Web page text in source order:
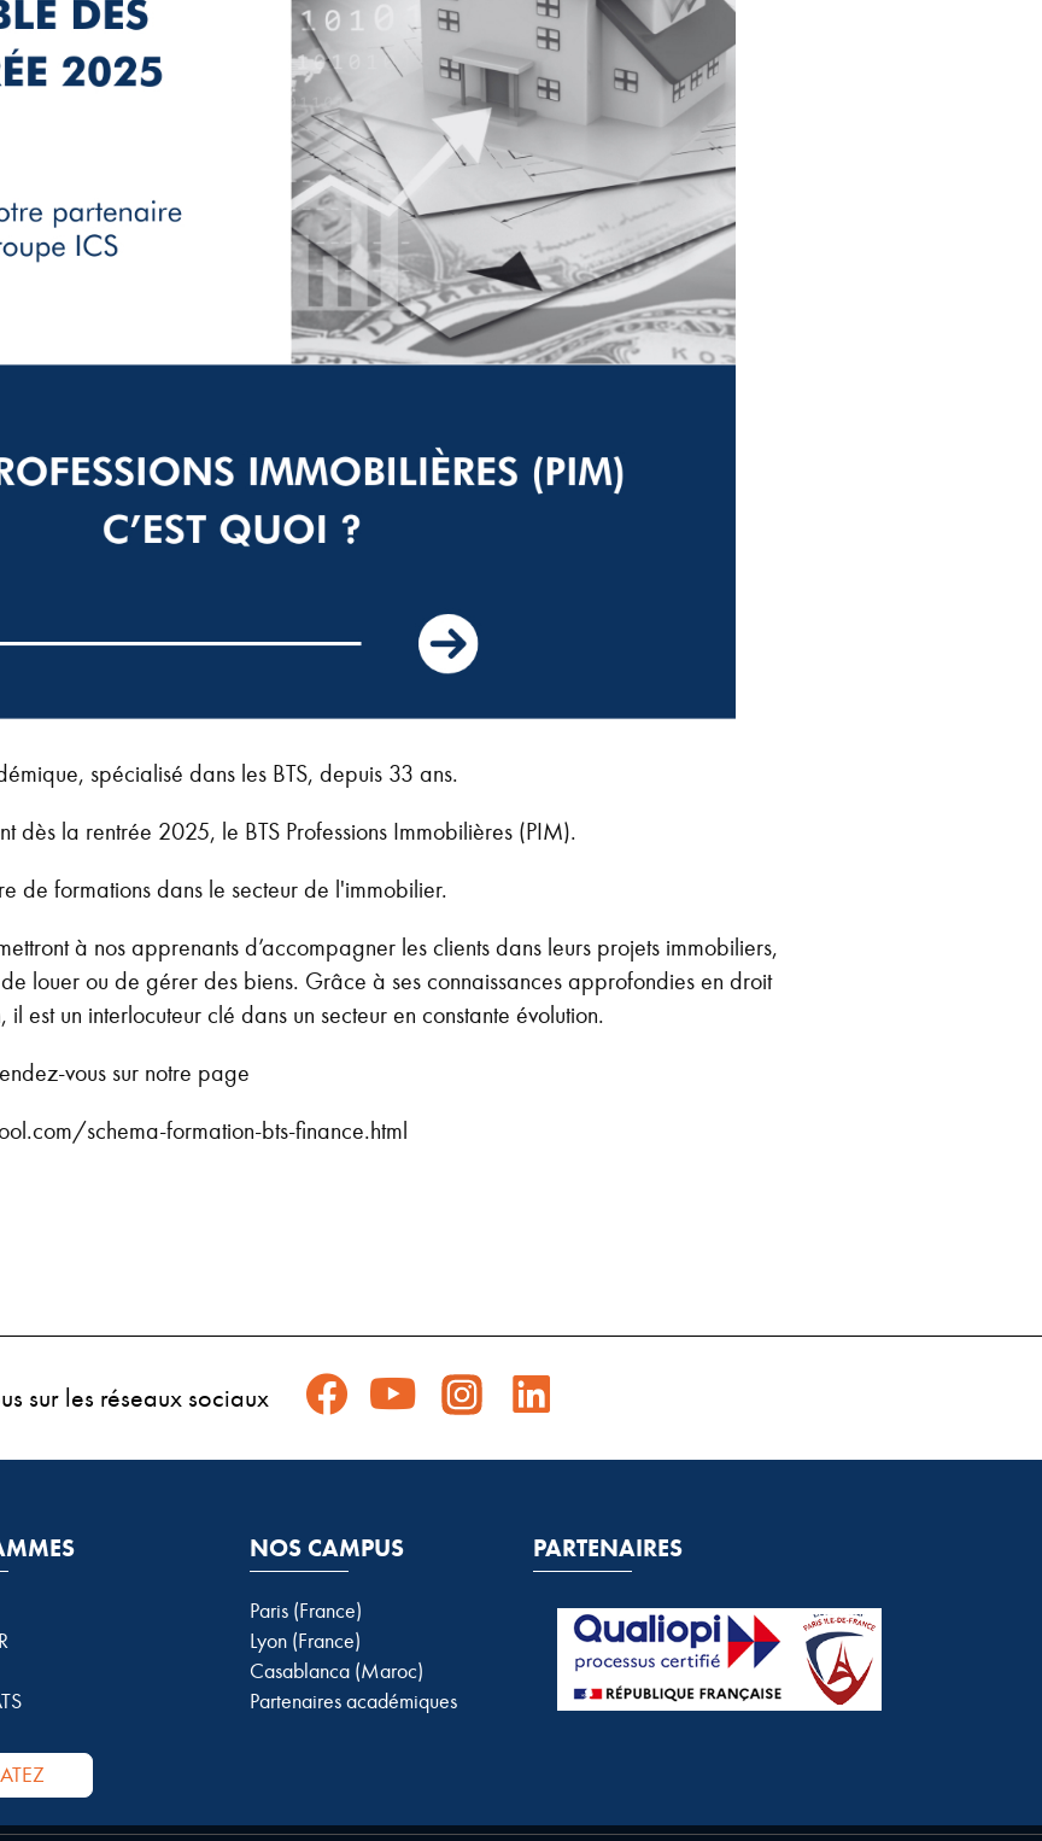
spécialisé dans les BTS, depuis 33 ans.
dès la rentrée 2025, le BTS Professions Immobilières (PIM).
de formations dans le secteur de l'immobilier.
à nos apprenants d’accompagner les clients dans leurs projets immobiliers,
de louer ou de gérer des biens. Grâce à ses connaissances approfondies en droit
est un interlocuteur clé dans un secteur en constante évolution.
vous sur notre page
schema-formation-bts-finance.html
sur les réseaux sociaux
NOS CAMPUS
Paris (France)
Lyon (France)
Casablanca (Maroc)
Partenaires académiques
PARTENAIRES